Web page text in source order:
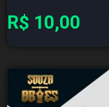
R$ 10,00